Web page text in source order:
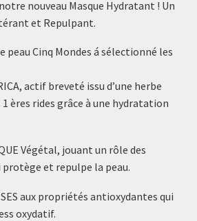
nouveau Masque Hydratant ! Un
et Repulpant.
peau Cinq Mondes á sélectionné les
actif breveté issu d’une herbe
ères rides grâce à une hydratation
Végétal, jouant un rôle des
protège et repulpe la peau.
aux propriétés antioxydantes qui
oxydatif.